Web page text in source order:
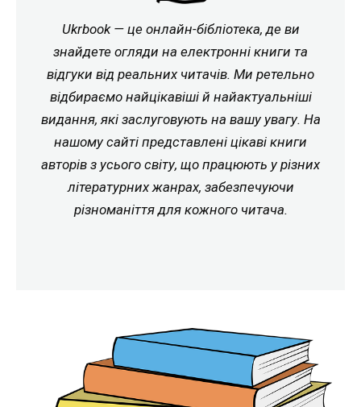
Ukrbook — це онлайн-бібліотека, де ви
знайдете огляди на електронні книги та
відгуки від реальних читачів. Ми ретельно
відбираємо найцікавіші й найактуальніші
видання, які заслуговують на вашу увагу. На
нашому сайті представлені цікаві книги
авторів з усього світу, що працюють у різних
літературних жанрах, забезпечуючи
різноманіття для кожного читача.